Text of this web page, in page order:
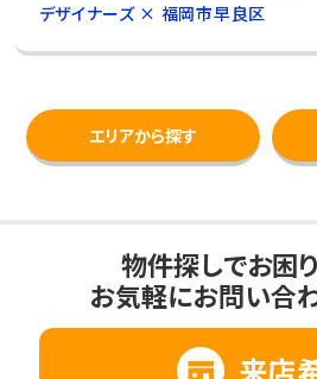
デザイナーズ × 福岡市早良区
エリアから探す
物件探しでお困
お気軽にお問い合
来店